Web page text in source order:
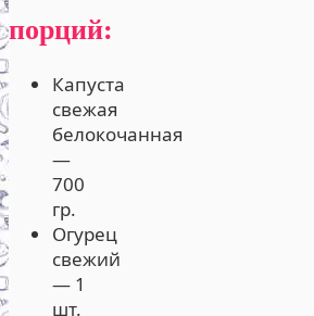
порций:
Капуста
свежая
белокочанная
—
700
гр.
Огурец
свежий
— 1
шт.